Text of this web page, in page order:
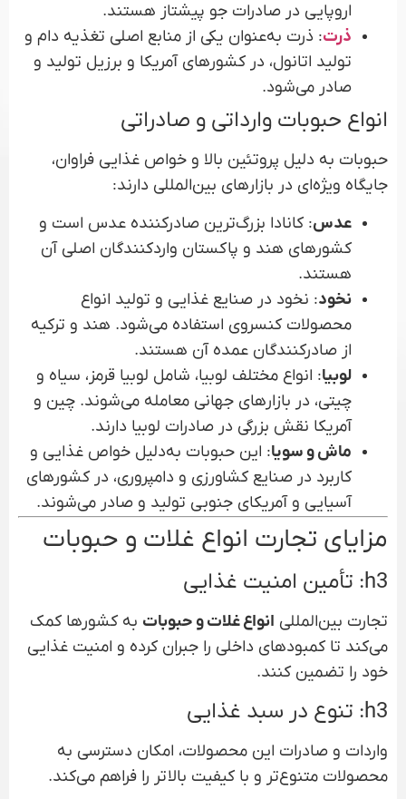
اروپایی در صادرات جو پیشتاز هستند.
ذرت: ذرت به‌عنوان یکی از منابع اصلی تغذیه دام و
تولید اتانول، در کشورهای آمریکا و برزیل تولید و
صادر می‌شود.
انواع حبوبات وارداتی و صادراتی
حبوبات به دلیل پروتئین بالا و خواص غذایی فراوان،
جایگاه ویژه‌ای در بازارهای بین‌المللی دارند:
عدس: کانادا بزرگ‌ترین صادرکننده عدس است و
کشورهای هند و پاکستان واردکنندگان اصلی آن
هستند.
نخود: نخود در صنایع غذایی و تولید انواع
محصولات کنسروی استفاده می‌شود. هند و ترکیه
از صادرکنندگان عمده آن هستند.
لوبیا: انواع مختلف لوبیا، شامل لوبیا قرمز، سیاه و
چیتی، در بازارهای جهانی معامله می‌شوند. چین و
آمریکا نقش بزرگی در صادرات لوبیا دارند.
ماش و سویا: این حبوبات به‌دلیل خواص غذایی و
کاربرد در صنایع کشاورزی و دامپروری، در کشورهای
آسیایی و آمریکای جنوبی تولید و صادر می‌شوند.
مزایای تجارت انواع غلات و حبوبات
h3: تأمین امنیت غذایی
تجارت بین‌المللی انواع غلات و حبوبات به کشورها کمک
می‌کند تا کمبودهای داخلی را جبران کرده و امنیت غذایی
خود را تضمین کنند.
h3: تنوع در سبد غذایی
واردات و صادرات این محصولات، امکان دسترسی به
محصولات متنوع‌تر و با کیفیت بالاتر را فراهم می‌کند.